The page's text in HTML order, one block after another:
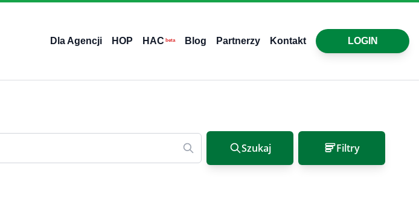
Dla Agencji HOP HAC beta Blog Partnerzy Kontakt LOGIN
Szukaj Filtry